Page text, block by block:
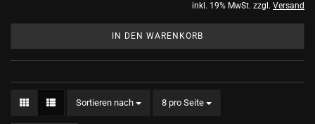
inkl. 19% MwSt. zzgl. Versand
IN DEN WARENKORB
Sortieren nach
Sortieren nach 8 pro Seite
pro Seite